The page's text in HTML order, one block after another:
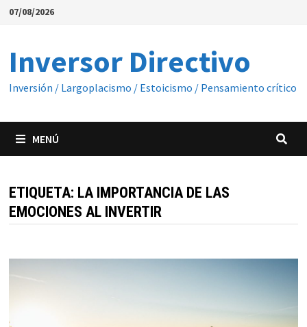
Saltar
07/08/2026
Inversor Directivo
Inversión / Largoplacismo / Estoicismo / Pensamiento crítico
MENÚ
ETIQUETA: LA IMPORTANCIA DE LAS
EMOCIONES AL INVERTIR